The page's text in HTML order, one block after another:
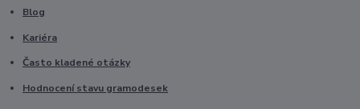
Blog
Kariéra
Často kladené otázky
Hodnocení stavu gramodesek